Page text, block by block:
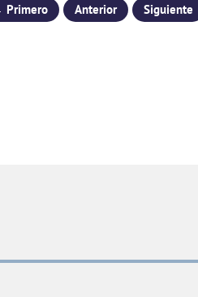
Anterior Siguiente